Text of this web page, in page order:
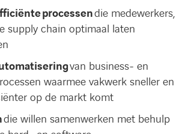
processendie medewerkers,
supply chain optimaal laten
van business- en
waarmee vakwerk sneller en
op de markt komt
die willen samenwerken met behulp